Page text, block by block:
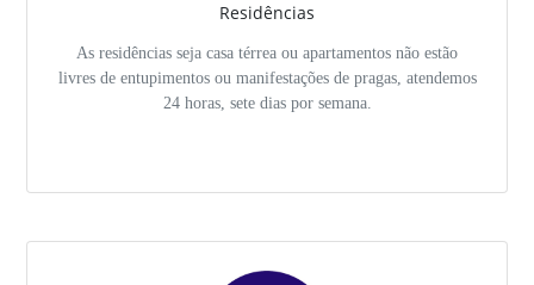
Residências
As residências seja casa térrea ou apartamentos não estão
livres de entupimentos ou manifestações de pragas, atendemos
24 horas, sete dias por semana.